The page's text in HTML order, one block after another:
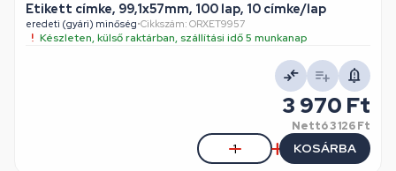
Etikett címke, 99,1x57mm, 100 lap, 10 címke/lap
eredeti (gyári) minőség•Cikkszám: ORXET9957
Készleten, külső raktárban, szállítási idő 5 munkanap
3 970 Ft
Nettó3 126 Ft
KOSÁRBA